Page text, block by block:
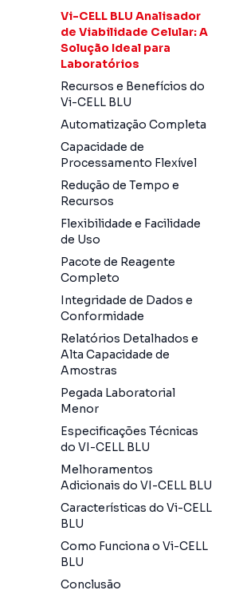
Vi-CELL BLU Analisador
de Viabilidade Celular: A
Solução Ideal para
Laboratórios
Recursos e Benefícios do
Vi-CELL BLU
Automatização Completa
Capacidade de
Processamento Flexível
Redução de Tempo e
Recursos
Flexibilidade e Facilidade
de Uso
Pacote de Reagente
Completo
Integridade de Dados e
Conformidade
Relatórios Detalhados e
Alta Capacidade de
Amostras
Pegada Laboratorial
Menor
Especificações Técnicas
do VI-CELL BLU
Melhoramentos
Adicionais do VI-CELL BLU
Características do Vi-CELL
BLU
Como Funciona o Vi-CELL
BLU
Conclusão